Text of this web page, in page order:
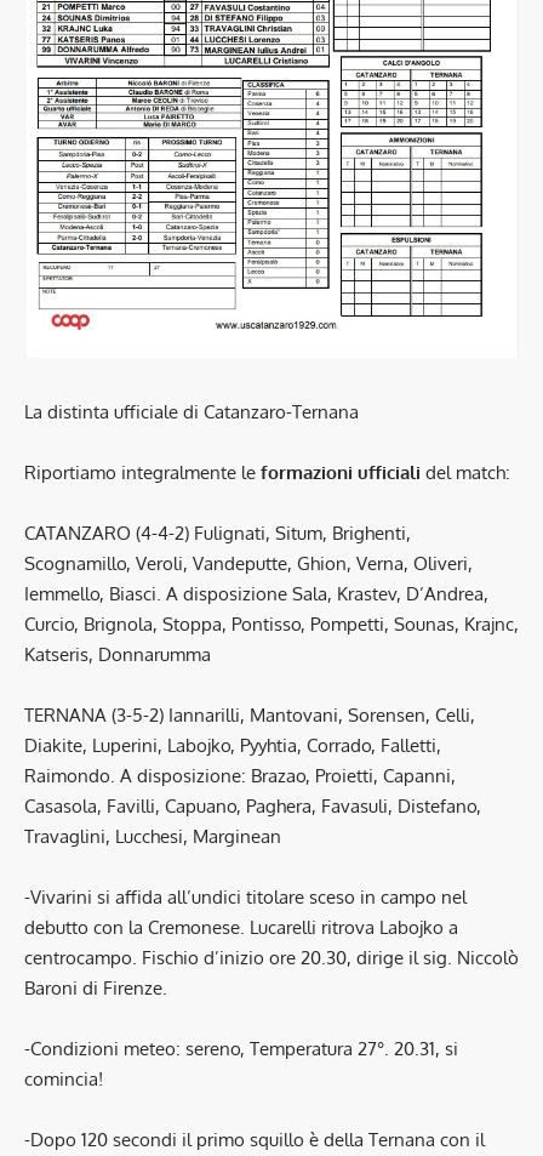
La distinta ufficiale di Catanzaro-Ternana
Riportiamo integralmente le formazioni ufficiali del match:
CATANZARO (4-4-2) Fulignati, Situm, Brighenti,
Scognamillo, Veroli, Vandeputte, Ghion, Verna, Oliveri,
Iemmello, Biasci. A disposizione Sala, Krastev, D’Andrea,
Curcio, Brignola, Stoppa, Pontisso, Pompetti, Sounas, Krajnc,
Katseris, Donnarumma
TERNANA (3-5-2) Iannarilli, Mantovani, Sorensen, Celli,
Diakite, Luperini, Labojko, Pyyhtia, Corrado, Falletti,
Raimondo. A disposizione: Brazao, Proietti, Capanni,
Casasola, Favilli, Capuano, Paghera, Favasuli, Distefano,
Travaglini, Lucchesi, Marginean
-Vivarini si affida all’undici titolare sceso in campo nel
debutto con la Cremonese. Lucarelli ritrova Labojko a
centrocampo. Fischio d’inizio ore 20.30, dirige il sig. Niccolò
Baroni di Firenze.
-Condizioni meteo: sereno, Temperatura 27°. 20.31, si
comincia!
-Dopo 120 secondi il primo squillo è della Ternana con il